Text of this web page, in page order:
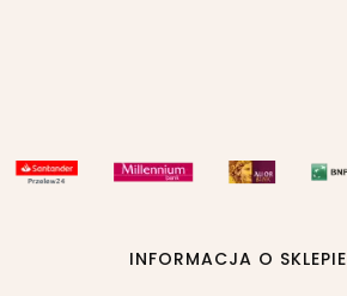
INFORMACJA O SKLEPIE